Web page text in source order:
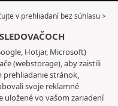
v prehliadaní bez súhlasu >
Hotjar, Microsoft)
(webstorage), aby zaistili
prehliadanie stránok,
svoje reklamné
uložené vo vašom zariadení